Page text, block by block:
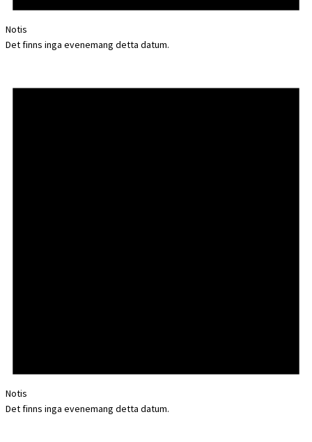
Notis
Det finns inga evenemang detta datum.
Notis
Det finns inga evenemang detta datum.